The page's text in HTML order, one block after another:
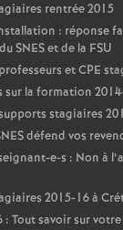
rentrée 2015
: réponse
SNESet de la FSU
etCPE
sur la formation
stagiaires
défend vos
e-s : Non à
2015-16 à
Tout savoir sur